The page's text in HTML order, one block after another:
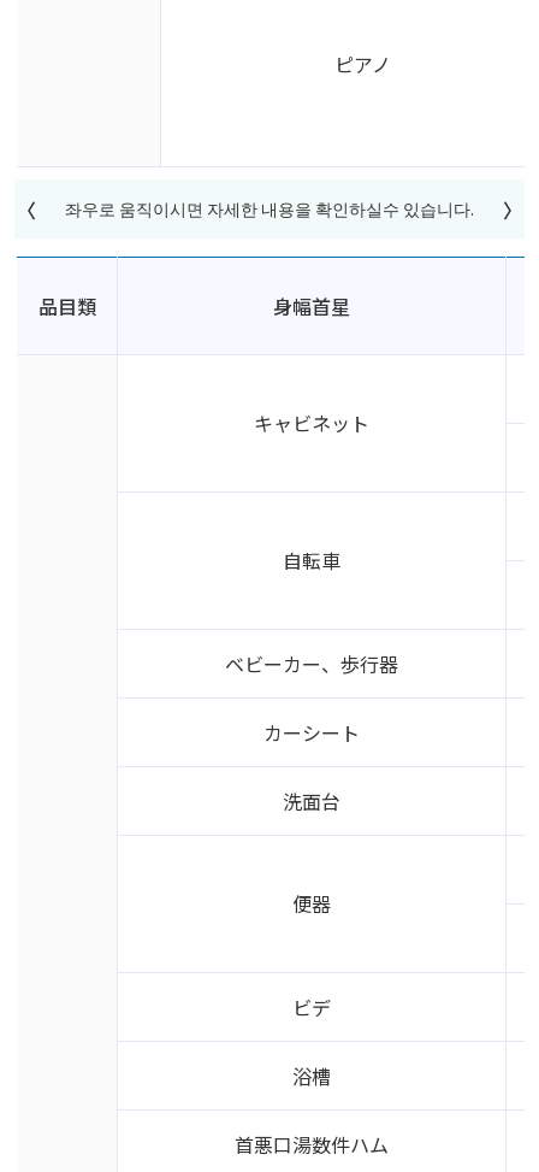
ピアノ
品目類 身幅首星
キャビネット
自転車
ベビーカー、歩行器
カーシート
洗面台
便器
ビデ
浴槽
首悪口湯数件ハム